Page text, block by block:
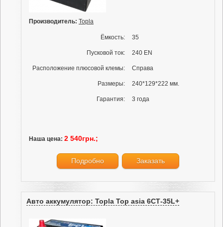
Производитель: Topla
Ёмкость: 35
Пусковой ток: 240 EN
Расположение плюсовой клемы: Справа
Размеры: 240*129*222 мм.
Гарантия: 3 года
Наша цена: 2 540грн.;
Подробно Заказать
Авто аккумулятор: Topla Top asia 6СТ-35L+